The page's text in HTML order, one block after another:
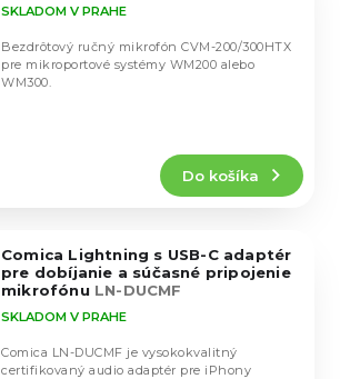
SKLADOM V PRAHE
Do košíka
Bezdrôtový ručný mikrofón CVM-200/300HTX
pre mikroportové systémy WM200 alebo
WM300.
Comica Lightning s USB-C adaptér
pre dobíjanie a súčasné pripojenie
mikrofónu LN-DUCMF
SKLADOM V PRAHE
Comica LN-DUCMF je vysokokvalitný
certifikovaný audio adaptér pre iPhony